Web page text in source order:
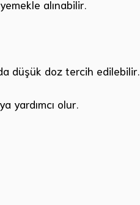
alınabilir.
düşük doz tercih edilebilir.
yardımcı olur.